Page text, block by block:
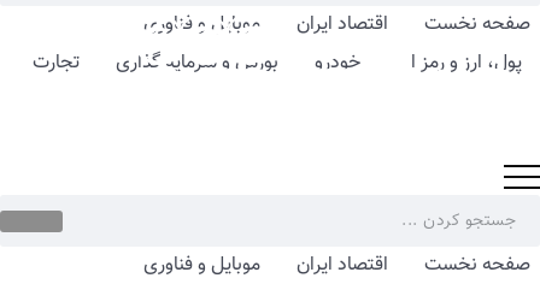
صفحه نخست اقتصاد ایران
موبایل و فناوری
صفحه نخست اقتصاد ایران
موبایل و فناوری
پول، ارز و رمز ارز
خودرو بورس و سرمایه گذاری تجارت